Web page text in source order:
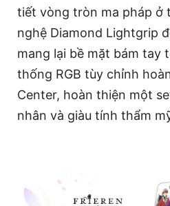
tiết vòng tròn ma pháp ở
nghệ Diamond Lightgrip
mang lại bề mặt bám tay
thống RGB tùy chỉnh
Center, hoàn thiện một
nhân và giàu tính thẩm